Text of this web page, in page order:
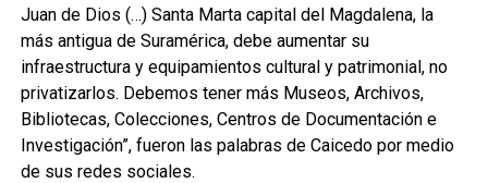
Juan de Dios (…) Santa Marta capital del Magdalena, la
más antigua de Suramérica, debe aumentar su
infraestructura y equipamientos cultural y patrimonial, no
privatizarlos. Debemos tener más Museos, Archivos,
Bibliotecas, Colecciones, Centros de Documentación e
Investigación”, fueron las palabras de Caicedo por medio
de sus redes sociales.